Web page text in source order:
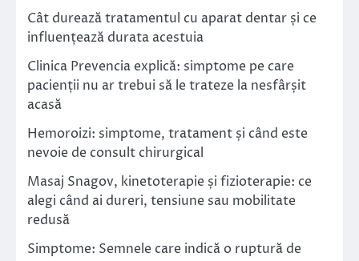
Cât durează tratamentul cu aparat dentar și ce
influențează durata acestuia
Clinica Prevencia explică: simptome pe care
pacienții nu ar trebui să le trateze la nesfârșit
acasă
Hemoroizi: simptome, tratament și când este
nevoie de consult chirurgical
Masaj Snagov, kinetoterapie și fizioterapie: ce
alegi când ai dureri, tensiune sau mobilitate
redusă
Simptome: Semnele care indică o ruptură de